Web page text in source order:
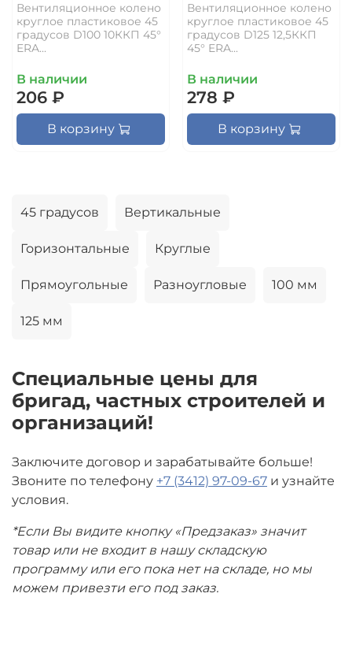
Вентиляционное колено
круглое пластиковое 45
градусов D100 10ККП 45°
ERA...
В наличии
206 ₽
В корзину
Вентиляционное колено
круглое пластиковое 45
градусов D125 12,5ККП
45° ERA...
В наличии
278 ₽
В корзину
45 градусов Вертикальные
Горизонтальные Круглые
Прямоугольные Разноугловые 100 мм
125 мм
Специальные цены для
бригад, частных строителей и
организаций!
Заключите договор и зарабатывайте больше!
Звоните по телефону +7 (3412) 97-09-67 и узнайте
условия.
*Если Вы видите кнопку «Предзаказ» значит
товар или не входит в нашу складскую
программу или его пока нет на складе, но мы
можем привезти его под заказ.